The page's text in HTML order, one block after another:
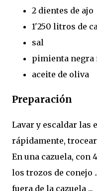
2 dientes de ajo
1'250 litros de
sal
pimienta negra
aceite de oliva
Preparación
Lavar y escaldar las
rápidamente,
En una cazuela, con
los trozos de conejo
fuera de la cazuela ...